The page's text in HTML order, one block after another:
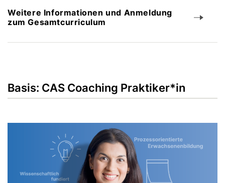
Weitere Informationen und Anmeldung
zum Gesamtcurriculum
Basis: CAS Coaching Praktiker*in